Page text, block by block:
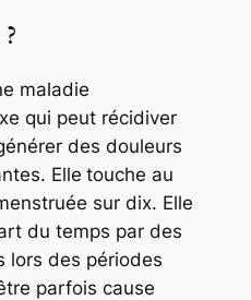
maladie
qui peut récidiver
des douleurs
Elle touche au
sur dix. Elle
du temps par des
lors des périodes
parfois cause